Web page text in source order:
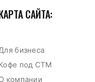
САЙТА:
под СТМ
бизнеса
компании